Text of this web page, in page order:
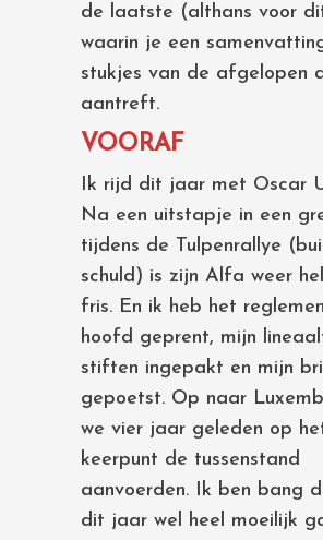
de laatste (althans voor
waarin je een
stukjes van de afgelopen
aantreft.
VOORAF
Ik rijd dit jaar met Oscar
Na een uitstapje in een
tijdens de Tulpenrallye
schuld) is zijn Alfa weer
fris. En ik heb het
hoofd geprent, mijn
stiften ingepakt en mijn
gepoetst. Op naar
we vier jaar geleden op
keerpunt de tussenstand
aanvoerden. Ik ben bang
dit jaar wel heel moeilijk